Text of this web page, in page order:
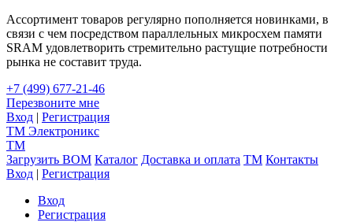
Ассортимент товаров регулярно пополняется новинками, в
связи с чем посредством параллельных микросхем памяти
SRAM удовлетворить стремительно растущие потребности
рынка не составит труда.
+7 (499) 677-21-46
Перезвоните мне
Вход | Регистрация
TM Электроникс
TM
Загрузить BOM Каталог Доставка и оплата TM Контакты
Вход | Регистрация
Вход
Регистрация